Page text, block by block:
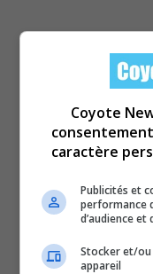
Coyote
caractère
Publicités et
performance
d’audience
Stocker et/ou
appareil